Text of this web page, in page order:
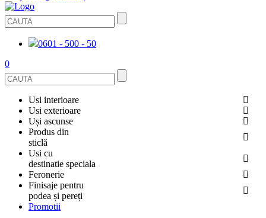
0601 - 500 - 50
0
Usi interioare
FURNIRUITE
SMALT
DIN LEMN DE PIN
Usi exterioare
USI METALICE
PENTRU APARTAMENT
PENTRU CASA
Uși ascunse
OGLINDIT
GRESIE PORȚELANATĂ
Produs din
sticlă
BALUSTRADE ȘI TREPTE
CABINE DE DUȘ ȘI PEREȚI DESPĂRȚITORI
PEREȚI DESPĂRȚITORI
Usi cu
destinatie speciala
USI ANTIFOC (ANTIINCENDIU)
Feronerie
ACCESORII
Finisaje pentru
podea și pereți
Promotii